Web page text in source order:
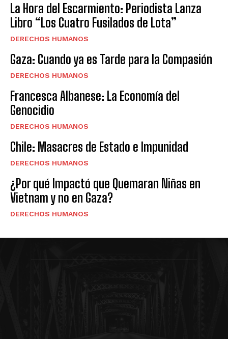
La Hora del Escarmiento: Periodista Lanza
Libro “Los Cuatro Fusilados de Lota”
DERECHOS HUMANOS
Gaza: Cuando ya es Tarde para la Compasión
DERECHOS HUMANOS
Francesca Albanese: La Economía del
Genocidio
DERECHOS HUMANOS
Chile: Masacres de Estado e Impunidad
DERECHOS HUMANOS
¿Por qué Impactó que Quemaran Niñas en
Vietnam y no en Gaza?
DERECHOS HUMANOS